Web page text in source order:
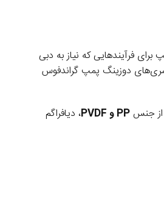
فرآیندهایی که نیاز به دبی
سری‌های دوزینگ پمپ گراندفوس
از جنس PP و PVDF
، دیافراگم